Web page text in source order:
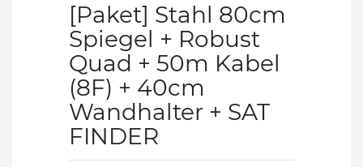
[Paket] Stahl 80cm
Spiegel + Robust
Quad + 50m Kabel
(8F) + 40cm
Wandhalter + SAT
FINDER